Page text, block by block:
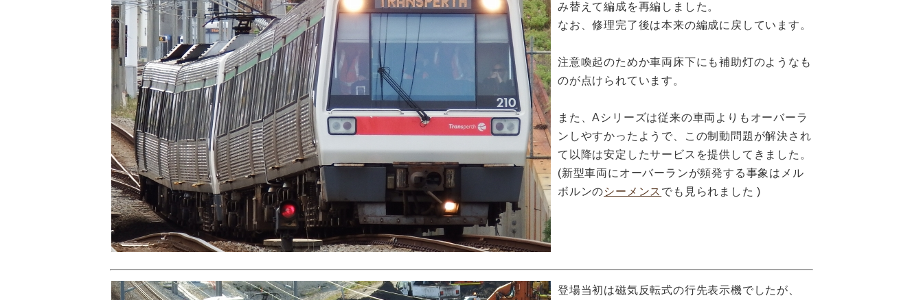
み替えて編成を再編しました。
なお、修理完了後は本来の編成に戻しています。
注意喚起のためか車両床下にも補助灯のようなも
のが点けられています。
また、Aシリーズは従来の車両よりもオーバーラ
ンしやすかったようで、この制動問題が解決され
て以降は安定したサービスを提供してきました。
(新型車両にオーバーランが頻発する事象はメル
ボルンのシーメンス でも見られました )
登場当初は磁気反転式の行先表示機でしたが、